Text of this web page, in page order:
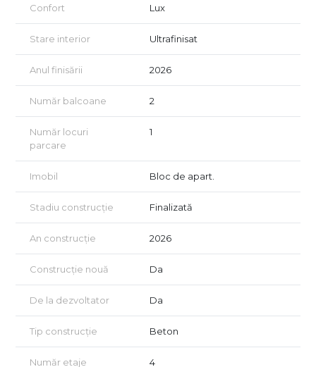
ipotecar!
Certificatul energetic va fi disponibil la vânzare.
Vizionarea imobilului se realizează doar în baza semnării unui
acord de vizionare, conform art. 2.096-2.102 din Codul Civil.
Confort Lux
Stare interior Ultrafinisat
Anul finisării 2026
Număr balcoane 2
Număr locuri
parcare
1
Imobil Bloc de apart.
Stadiu construcție Finalizată
An construcție 2026
Construcție nouă Da
De la dezvoltator Da
Tip construcție Beton
Număr etaje
4